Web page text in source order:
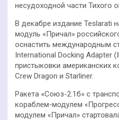
несудоходной части Тихого
В декабре издание Teslarati
модуль «Причал»
оснастить международным
International Docking Adapter
пристыковки американских
Crew Dragon и Starliner.
Ракета «Союз-2.1б» с
кораблем-модулем
модулем «Причал»